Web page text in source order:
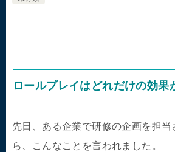
ロールプレイはどれだけの効果
先日、ある企業で研修の企画を担当
ら、こんなことを言われました。